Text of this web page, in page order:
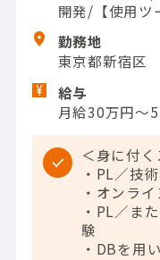
開発/【使用
勤務地
東京都新宿区
給与
月給30万円～
＜身に付
・PL／技
・オンラ
・PL／ま
験
・DBを用